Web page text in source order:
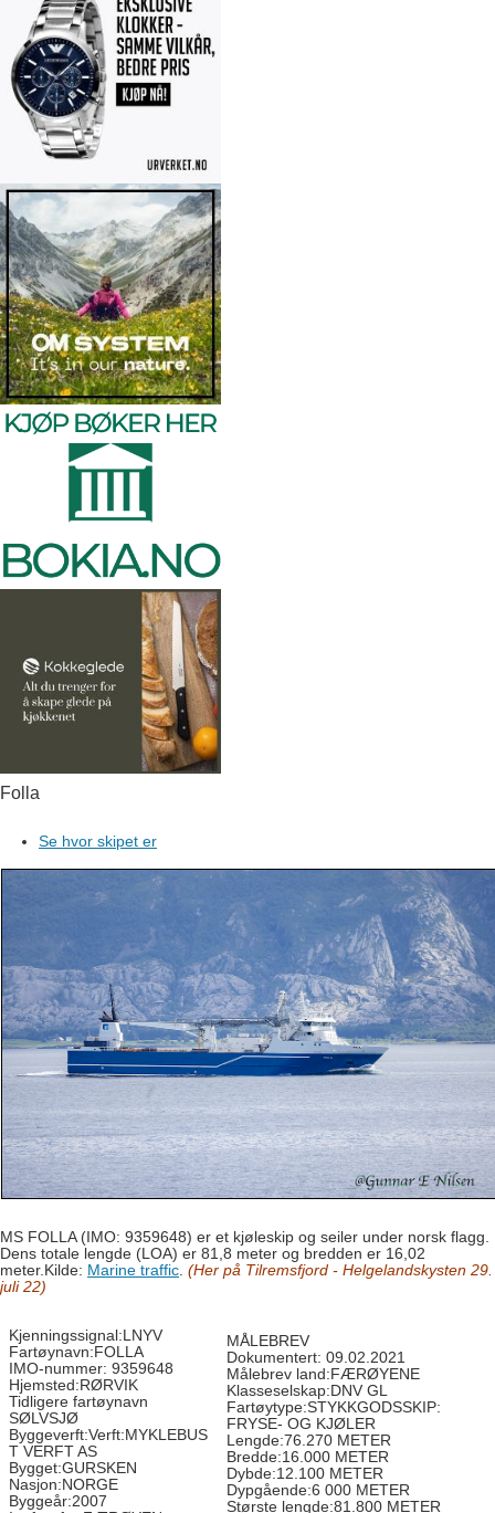
Folla
Se hvor skipet er
MS FOLLA (IMO: 9359648) er et kjøleskip og seiler under norsk flagg.
Dens totale lengde (LOA) er 81,8 meter og bredden er 16,02
meter. Kilde: Marine traffic (Her på Tilremsfjord - Helgelandskysten 29.
juli 22)
Kjenningssignal:LNYV
Fartøynavn:FOLLA
IMO-nummer: 9359648
Hjemsted:RØRVIK
Tidligere fartøynavn
SØLVSJØ
Byggeverft:Verft:MYKLEBUS
T VERFT AS
Bygget:GURSKEN
Nasjon:NORGE
Byggeår:2007
MÅLEBREV
Dokumentert: 09.02.2021
Målebrev land:FÆRØYENE
Klasseselskap:DNV GL
Fartøytype:STYKKGODSSKIP:
FRYSE- OG KJØLER
Lengde:76.270 METER
Bredde:16.000 METER
Dybde:12.100 METER
Dypgående:6 000 METER
Største lengde:81.800 METER